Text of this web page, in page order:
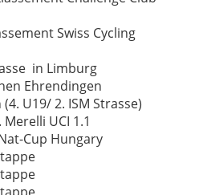
Swiss Cycling
in Limburg
Ehrendingen
U19/ 2. ISM Strasse)
UCI 1.1
Cup Hungary